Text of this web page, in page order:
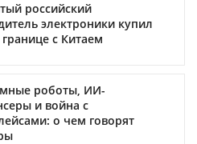
российский
электроники купил
с Китаем
роботы, ИИ-
и война с
о чем говорят